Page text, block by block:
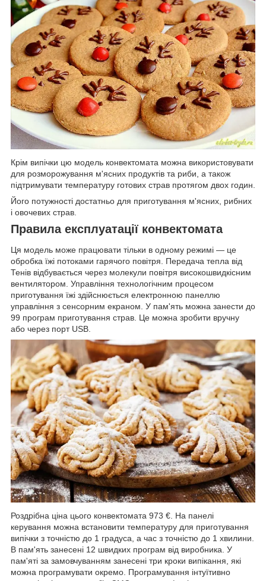
Крім випічки цю модель конвектомата можна використовувати
для розморожування м'ясних продуктів та риби, а також
підтримувати температуру готових страв протягом двох годин.
Його потужності достатньо для приготування м'ясних, рибних
і овочевих страв.
Правила експлуатації конвектомата
Ця модель може працювати тільки в одному режимі — це
обробка їжі потоками гарячого повітря. Передача тепла від
Тенів відбувається через молекули повітря високошвидкісним
вентилятором. Управління технологічним процесом
приготування їжі здійснюється електронною панеллю
управління з сенсорним екраном. У пам'ять можна занести до
99 програм приготування страв. Це можна зробити вручну
або через порт USB.
Роздрібна ціна цього конвектомата 973 €. На панелі
керування можна встановити температуру для приготування
випічки з точністю до 1 градуса, а час з точністю до 1 хвилини.
В пам'ять занесені 12 швидких програм від виробника. У
пам'яті за замовчуванням занесені три кроки випікання, які
можна програмувати окремо. Програмування інтуїтивно